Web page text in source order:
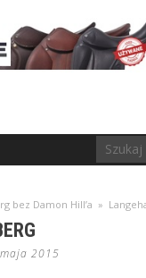
bez Damon Hill’a »
2015